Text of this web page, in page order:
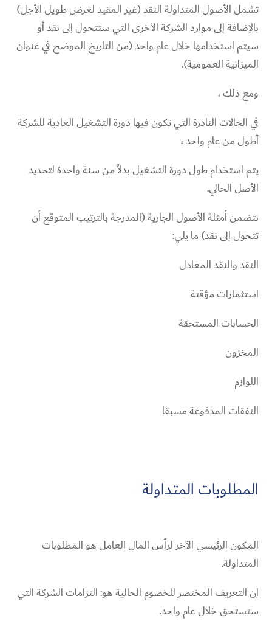
تشمل الأصول المتداولة النقد (غير المقيد لغرض طويل الأجل)
بالإضافة إلى موارد الشركة الأخرى التي ستتحول إلى نقد أو
سيتم استخدامها خلال عام واحد (من التاريخ الموضح في عنوان
الميزانية العمومية).
ومع ذلك ،
في الحالات النادرة التي تكون فيها دورة التشغيل العادية للشركة
أطول من عام واحد ،
يتم استخدام طول دورة التشغيل بدلاً من سنة واحدة لتحديد
الأصل الحالي.
نتضمن أمثلة الأصول الجارية (المدرجة بالترتيب المتوقع أن
تتحول إلى نقد) ما يلي:
النقد والنقد المعادل
استثمارات مؤقتة
الحسابات المستحقة
المخزون
اللوازم
النفقات المدفوعة مسبقا
المطلوبات المتداولة
المكون الرئيسي الآخر لرأس المال العامل هو المطلوبات
المتداولة.
إن التعريف المختصر للخصوم الحالية هو: التزامات الشركة التي
ستستحق خلال عام واحد.